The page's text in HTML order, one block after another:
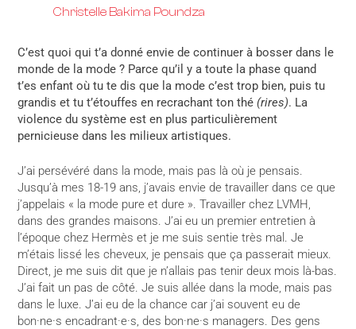
Christelle Bakima Poundza
C’est quoi qui t’a donné envie de continuer à bosser dans le
monde de la mode ? Parce qu’il y a toute la phase quand
t’es enfant où tu te dis que la mode c’est trop bien, puis tu
grandis et tu t’étouffes en recrachant ton thé(rires). La
violence du système est en plus particulièrement
pernicieuse dans les milieux artistiques.
J’ai persévéré dans la mode, mais pas là où je pensais.
Jusqu’à mes 18-19 ans, j’avais envie de travailler dans ce que
j’appelais « la mode pure et dure ». Travailler chez LVMH,
dans des grandes maisons. J’ai eu un premier entretien à
l’époque chez Hermès et je me suis sentie très mal. Je
m’étais lissé les cheveux, je pensais que ça passerait mieux.
Direct, je me suis dit que je n’allais pas tenir deux mois là-bas.
J’ai fait un pas de côté. Je suis allée dans la mode, mais pas
dans le luxe. J’ai eu de la chance car j’ai souvent eu de
bon·ne·s encadrant·e·s, des bon·ne·s managers. Des gens